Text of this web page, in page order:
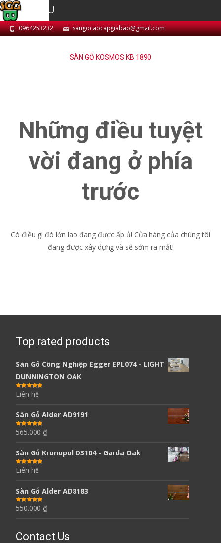
0964253232 sangocaocapgiabao@gmail.com
SÀN GỖ KOSMOS KB 1890
Những điều tuyệt
vời đang ở phía
trước
Có điều gì đó lớn lao đang được ấp ủ! Cửa hàng của chúng tôi
đang được xây dựng và sẽ sớm ra mắt!
Top rated products
Sàn Gỗ Công Nghiệp Egger EPL074 - LIGHT
DUNNINGTON OAK
Được xếp
hạng 5.00 5
Liên hệ
Sàn Gỗ Alder AD9191
Được xếp
hạng5.005
565.000 ₫
Sàn Gỗ Kronopol D3104 - Garda Oak
Được xếp
hạng 5.00 5
Liên hệ
Sàn Gỗ Alder AD8183
Được xếp
hạng5.005
550.000 ₫
Contact Us
MENU